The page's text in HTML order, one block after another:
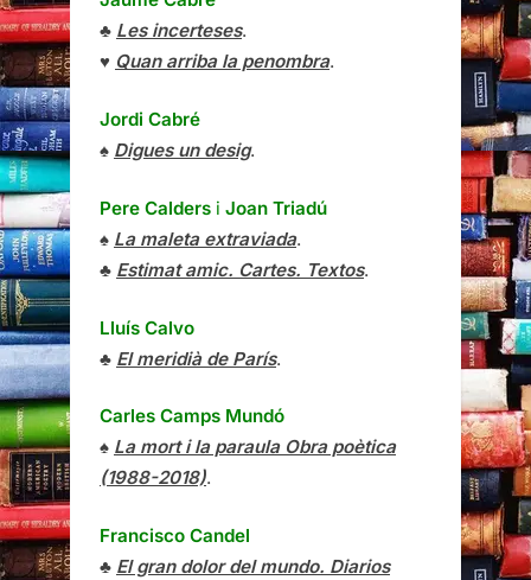
♣ Les incerteses.
♥ Quan arriba la penombra.
Jordi Cabré
♠ Digues un desig.
Pere Calders i Joan Triadú
♠ La maleta extraviada.
♣ Estimat amic. Cartes. Textos.
Lluís Calvo
♣ El meridià de París.
Carles Camps Mundó
♠ La mort i la paraula Obra poètica
(1988-2018).
Francisco Candel
♣ El gran dolor del mundo. Diarios